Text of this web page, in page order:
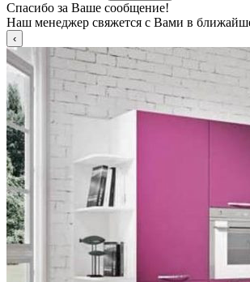
Спасибо за Ваше сообщение!
Наш менеджер свяжется с Вами в